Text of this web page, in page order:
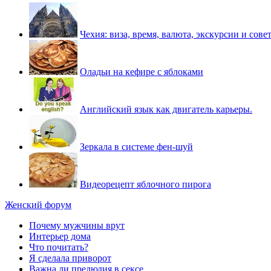
Чехия: виза, время, валюта, экскурсии и
Оладьи на кефире с яблоками
Английский язык как двигатель карьеры.
Зеркала в системе фен-шуй
Видеорецепт яблочного пирога
Женский форум
Почему мужчины врут
Интерьер дома
Что почитать?
Я сделала приворот
Важна ли прелюдия в сексе